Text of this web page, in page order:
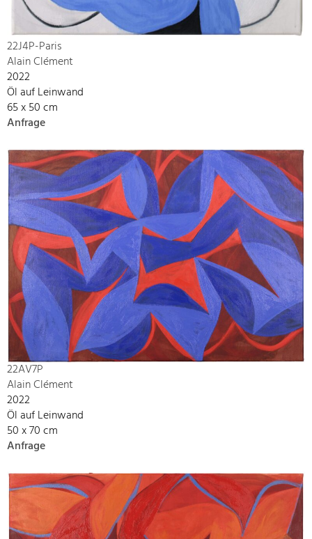
22J4P-Paris
Alain Clément
2022
Öl auf Leinwand
65 x 50 cm
Anfrage
22AV7P
Alain Clément
2022
Öl auf Leinwand
50 x 70 cm
Anfrage